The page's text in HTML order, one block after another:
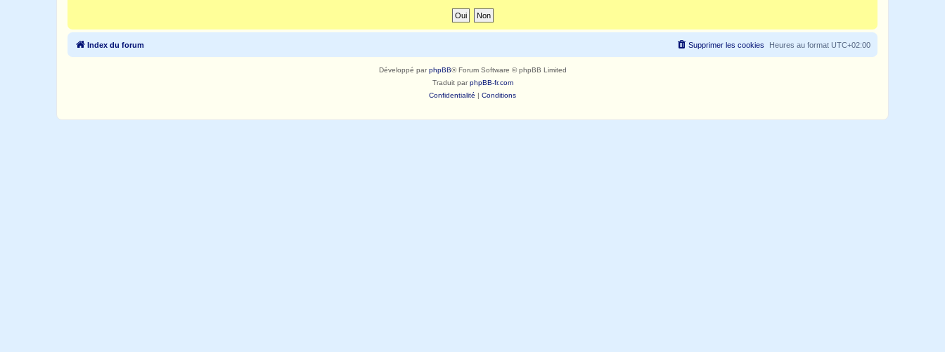
Index du forum Heures au format UTC+02:00
Supprimer les cookies
Développé parphpBB® Forum Software © phpBB Limited
Traduit parphpBB-fr.com
Confidentialité | Conditions